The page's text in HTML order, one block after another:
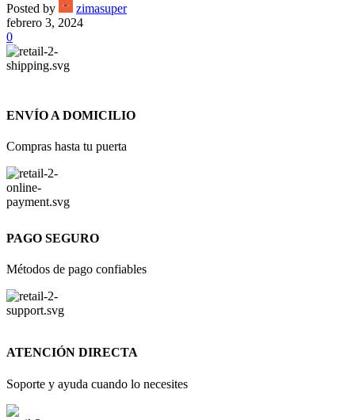
Posted by
zimasuper
febrero 3, 2024
0
ENVÍO A DOMICILIO
Compras hasta tu puerta
PAGO SEGURO
Métodos de pago confiables
ATENCIÓN DIRECTA
Soporte y ayuda cuando lo necesites